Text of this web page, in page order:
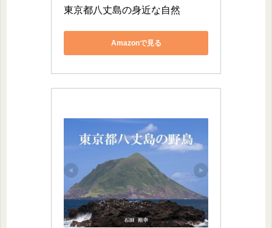
東京都八丈島の身近な自然
Amazonで見る